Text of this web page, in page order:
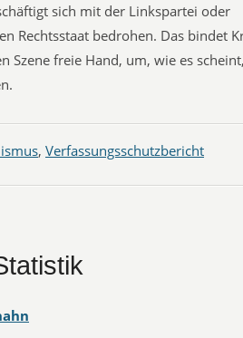
sich mit der Linkspartei oder
Rechtsstaat bedrohen. Das bindet
Szene freie Hand, um, wie es scheint,
, Verfassungsschutzbericht